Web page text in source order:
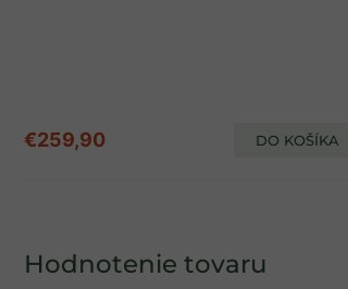
Hodnotenie tovaru
€259,90 DO KOŠÍKA